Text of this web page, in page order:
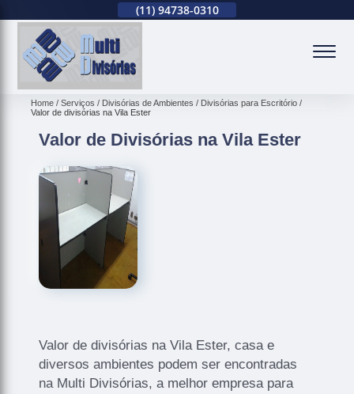
(11) 94738-0310
Home Serviços Divisórias de Ambientes
Divisórias para Escritório
Valor de divisórias na Vila Ester
Valor de Divisórias na Vila Ester
Valor de divisórias na Vila Ester, casa e
diversos ambientes podem ser encontradas
na Multi Divisórias, a melhor empresa para